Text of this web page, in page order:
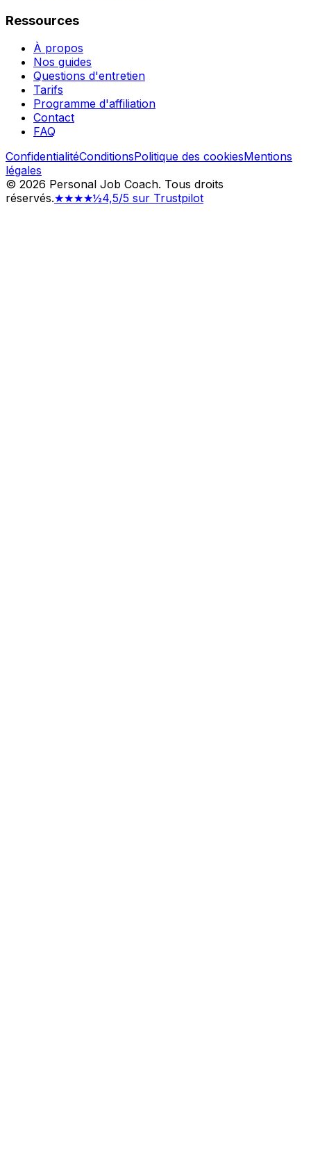
Ressources
À propos
Nos guides
Questions d'entretien
Tarifs
Programme d'affiliation
Contact
FAQ
ConfidentialitéConditionsPolitique des cookiesMentions
légales
© 2026 Personal Job Coach. Tous droits
réservés.★★★★½4,5/5 sur Trustpilot